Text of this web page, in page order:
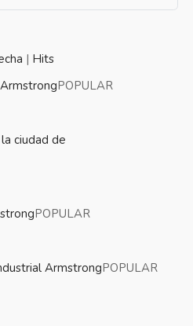
| Hits
POPULAR
ciudad de
POPULAR
ArmstrongPOPULAR